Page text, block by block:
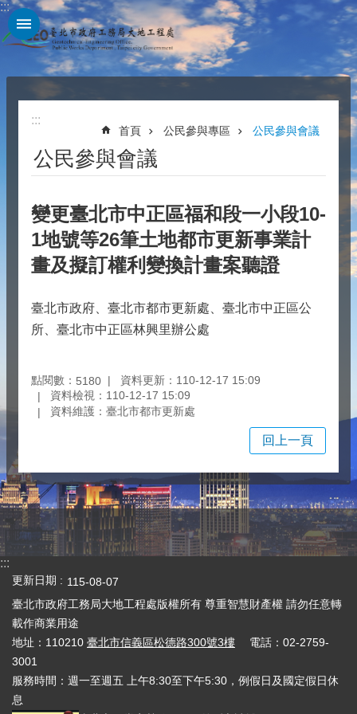
跳到主要內容區塊
:::
:::
首頁 公民參與專區 公民參與會議
公民參與會議
變更臺北市中正區福和段一小段10-
1地號等26筆土地都市更新事業計
畫及擬訂權利變換計畫案聽證
臺北市政府、臺北市都市更新處、臺北市中正區公
所、臺北市中正區林興里辦公處
點閱數： 5180
資料更新：110-12-17 15:09
資料檢視：110-12-17 15:09
資料維護：臺北市都市更新處
回上一頁
:::
更新日期
115-08-07
臺北市政府工務局大地工程處版權所有 尊重智慧財產權 請勿任意轉
載作商業用途
地址：110210 臺北市信義區松德路300號3樓 電話：02-2759-
3001
服務時間：週一至週五 上午8:30至下午5:30，例假日及國定假日休
息